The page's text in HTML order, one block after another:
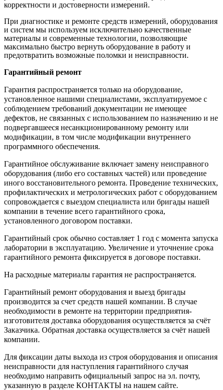
корректности и достоверности измерений.
При диагностике и ремонте средств измерений, оборудования
и систем мы используем исключительно качественные
материалы и современные технологии, позволяющие
максимально быстро вернуть оборудование в работу и
предотвратить возможные поломки и неисправности.
Гарантийный ремонт
Гарантия распространяется только на оборудование,
установленное нашими специалистами, эксплуатируемое с
соблюдением требований документации не имеющее
дефектов, не связанных с использованием по назначению и не
подвергавшееся несанкционированному ремонту или
модификации, в том числе модификации внутреннего
программного обеспечения.
Гарантийное обслуживание включает замену неисправного
оборудования (либо его составных частей) или проведение
иного восстановительного ремонта. Проведение технических,
профилактических и метрологических работ с оборудованием
сопровождается с выездом специалиста или бригады нашей
компании в течение всего гарантийного срока,
установленного договором поставки.
Гарантийный срок обычно составляет 1 год с момента запуска
лаборатории в эксплуатацию. Увеличение и уточнение срока
гарантийного ремонта фиксируется в договоре поставки.
На расходные материалы гарантия не распространяется.
Гарантийный ремонт оборудования и выезд бригады
производится за счет средств нашей компании. В случае
необходимости в ремонте на территории предприятия-
изготовителя доставка оборудования осуществляется за счёт
Заказчика. Обратная доставка осуществляется за счёт нашей
компании.
Для фиксации даты выхода из строя оборудования и описания
неисправности для наступления гарантийного случая
необходимо направить официальный запрос на эл. почту,
указанную в разделе КОНТАКТЫ на нашем сайте.